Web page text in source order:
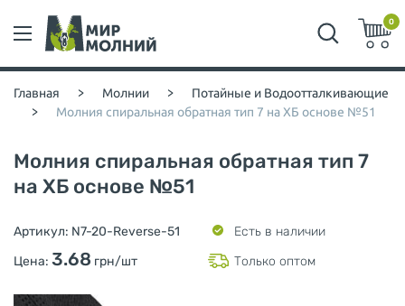
0
Главная > Молнии > Потайные и Водоотталкивающие
> Молния спиральная обратная тип 7 на ХБ основе №51
Молния спиральная обратная тип 7
на ХБ основе №51
Артикул: N7-20-Reverse-51
Есть в наличии
Цена: 3.68 грн/шт Только оптом